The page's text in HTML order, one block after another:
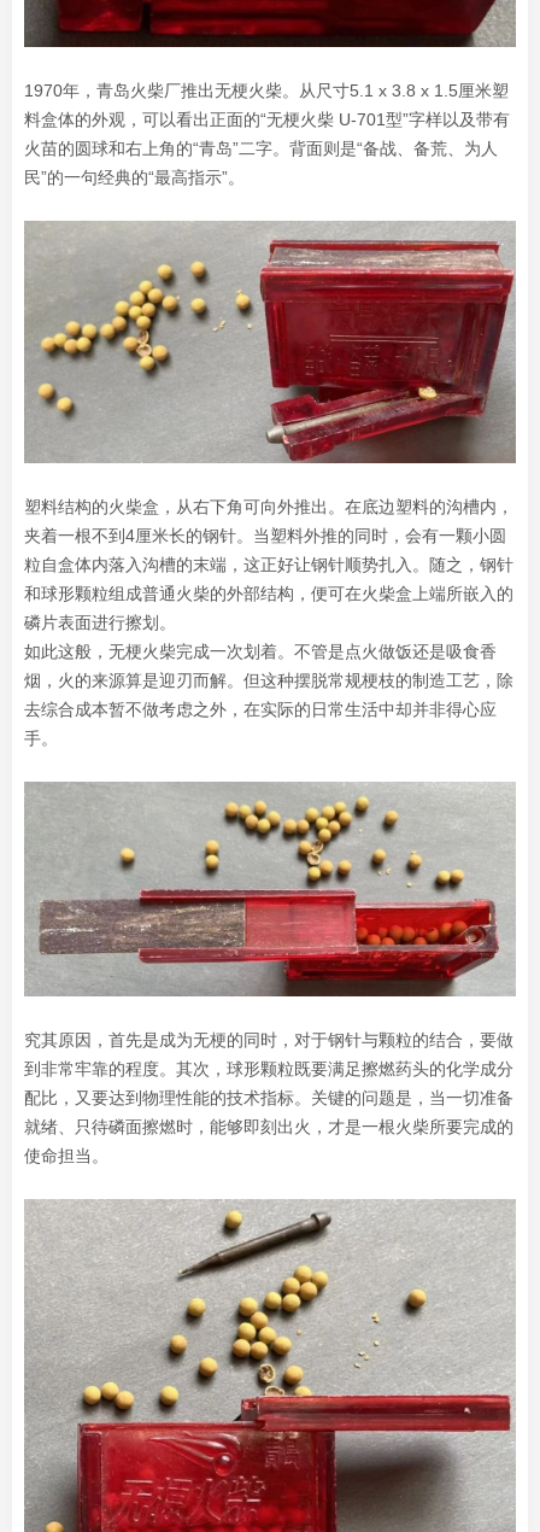
1970年，青岛火柴厂推出无梗火柴。从尺寸5.1 x 3.8 x 1.5厘米塑
料盒体的外观，可以看出正面的“无梗火柴 U-701型”字样以及带有
火苗的圆球和右上角的“青岛”二字。背面则是“备战、备荒、为人
民”的一句经典的“最高指示”。
塑料结构的火柴盒，从右下角可向外推出。在底边塑料的沟槽内，
夹着一根不到4厘米长的钢针。当塑料外推的同时，会有一颗小圆
粒自盒体内落入沟槽的末端，这正好让钢针顺势扎入。随之，钢针
和球形颗粒组成普通火柴的外部结构，便可在火柴盒上端所嵌入的
磷片表面进行擦划。
如此这般，无梗火柴完成一次划着。不管是点火做饭还是吸食香
烟，火的来源算是迎刃而解。但这种摆脱常规梗枝的制造工艺，除
去综合成本暂不做考虑之外，在实际的日常生活中却并非得心应
手。
究其原因，首先是成为无梗的同时，对于钢针与颗粒的结合，要做
到非常牢靠的程度。其次，球形颗粒既要满足擦燃药头的化学成分
配比，又要达到物理性能的技术指标。关键的问题是，当一切准备
就绪、只待磷面擦燃时，能够即刻出火，才是一根火柴所要完成的
使命担当。